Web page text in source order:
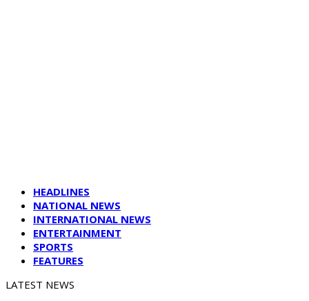
HEADLINES
NATIONAL NEWS
INTERNATIONAL NEWS
ENTERTAINMENT
SPORTS
FEATURES
LATEST NEWS